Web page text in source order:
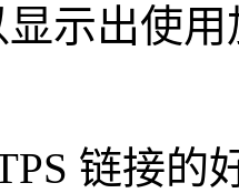
示出使
链接的